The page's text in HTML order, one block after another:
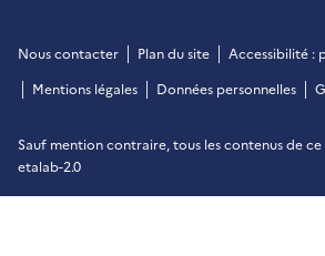
Nous contacter Plan du site
Accessibilité :
Mentions légales
Données personnelles
Sauf mention contraire, tous les contenus de ce
etalab-2.0